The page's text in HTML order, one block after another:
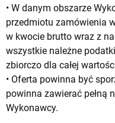
• W danym obszarze
przedmiotu zamówienia
w kwocie brutto wraz z
wszystkie należne
zbiorczo dla całej
• Oferta powinna być
powinna zawierać pełną
Wykonawcy.